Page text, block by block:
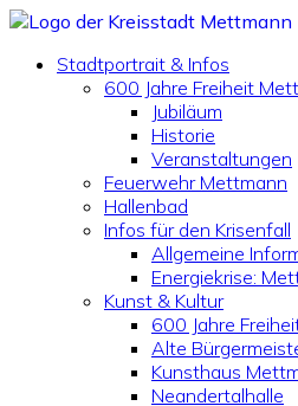
Stadtportrait & Infos
600 Jahre Freiheit
Jubiläum
Historie
Veranstaltungen
Feuerwehr Mettmann
Hallenbad
Infos für den Krisenfall
Allgemeine
Energiekrise:
Kunst & Kultur
600 Jahre
Alte
Kunsthaus
Neandertalhalle